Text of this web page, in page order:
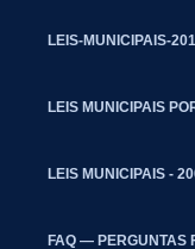
LEIS-MUNICIPAIS-
LEIS MUNICIPAIS
LEIS MUNICIPAIS -
FAQ — PERGUNTAS